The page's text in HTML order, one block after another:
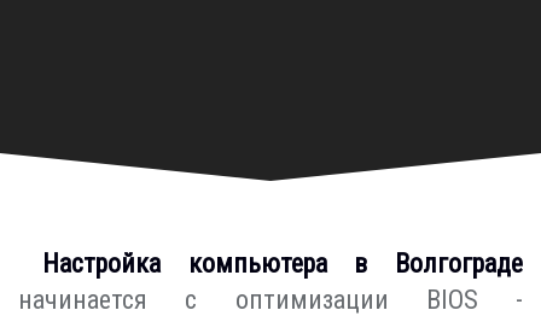
Настройка компьютера в Волгограде
начинается с оптимизации BIOS -